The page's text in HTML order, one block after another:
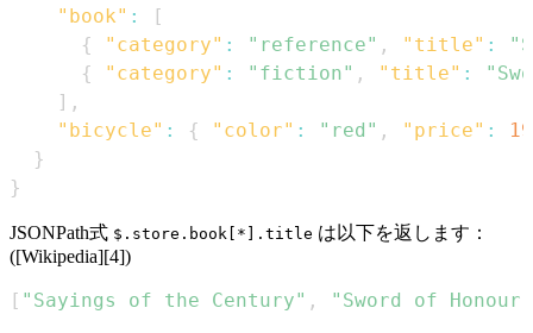
"book" :
[
{
"category" : "reference" , "title" :
{
"category" : "fiction" , "title" :
] ,
"bicycle" : { "color" : "red" , "price" :
}
}
JSONPath式 $.store.book[*].title は以下を返します：
([Wikipedia][4])
[ "Sayings of the Century" , "Sword of Honour"